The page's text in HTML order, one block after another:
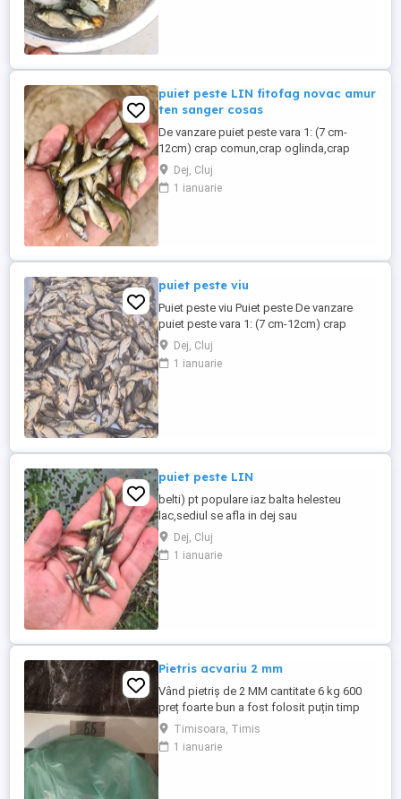
puiet peste LIN fitofag novac amur
ten sanger cosas
De vanzare puiet peste vara 1: (7 cm-
12cm) crap comun,crap oglinda,crap
spaniol,crap de dunare,crap buffalo,crap
frasinet,cteno
amur,fitofag,novac,sanger,somn
turzii,Mures,Aiud,Alba Iulia,Orastie,Satu ...
Dej, Cluj
1 ianuarie
puiet peste viu
Puiet peste viu Puiet peste De vanzare
puiet peste vara 1: (7 cm-12cm) crap
comun,crap oglinda,crap spaniol,cteno
amur,caras pentru
rapitor,fitofag,novac,sanger,somn
turzii,Mures,Aiud,Alba ...
Dej, Cluj
1 ianuarie
puiet peste LIN
belti) pt populare iaz balta helesteu
lac,sediul se afla in dej sau
gherla,produsul biologic se transporta in
saci cu oxigen sigilati:marime 3-4
cm,comanda minima de vanzare la acest
Dej, Cluj
1 ianuarie
Pietris acvariu 2 mm
Vând pietriș de 2 MM cantitate 6 kg 600
preț foarte bun a fost folosit puțin timp
detalii la telefon nu răspund la mesaje și
e-mail sunatima și vorbim.
Timisoara, Timis
1 ianuarie